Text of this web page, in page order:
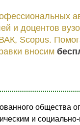
и доцентов
Scopus.
вносим
общества
и